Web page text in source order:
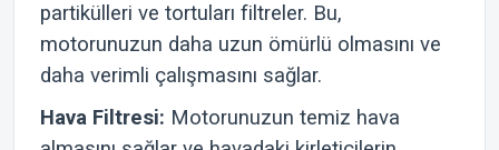
partikülleri ve tortuları filtreler. Bu,
motorunuzun daha uzun ömürlü olmasını ve
daha verimli çalışmasını sağlar.
Hava Filtresi: Motorunuzun temiz hava